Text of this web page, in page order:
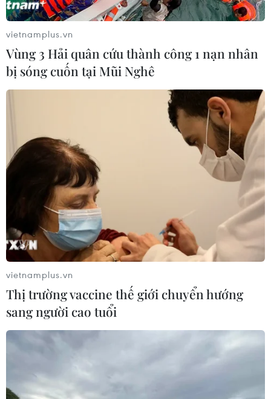
vietnamplus.vn
Vùng 3 Hải quân cứu thành công 1 nạn nhân
bị sóng cuốn tại Mũi Nghê
vietnamplus.vn
Thị trường vaccine thế giới chuyển hướng
sang người cao tuổi